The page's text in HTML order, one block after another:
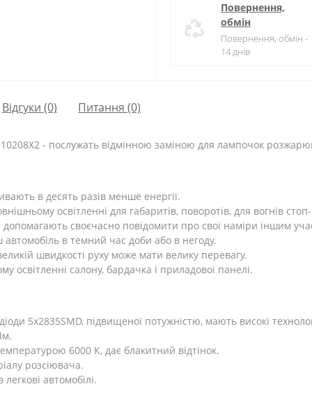
Повернення,
обмін
Повернення, обмін -
14 днів
Відгуки (0) Питання (0)
- послужать відмінною заміною для лампочок
в десять разів менше енергії.
освітленні для габаритів, поворотів, для вогнів
своєчасно повідомити про свої наміри іншим
в темний час доби або в негоду.
швидкості руху може мати велику перевагу.
освітленні салону, бардачка і приладової панелі.
5x2835SMD, підвищеної потужністю, мають високі
6000 К, дає блакитний відтінок.
розсіювача.
автомобілі.